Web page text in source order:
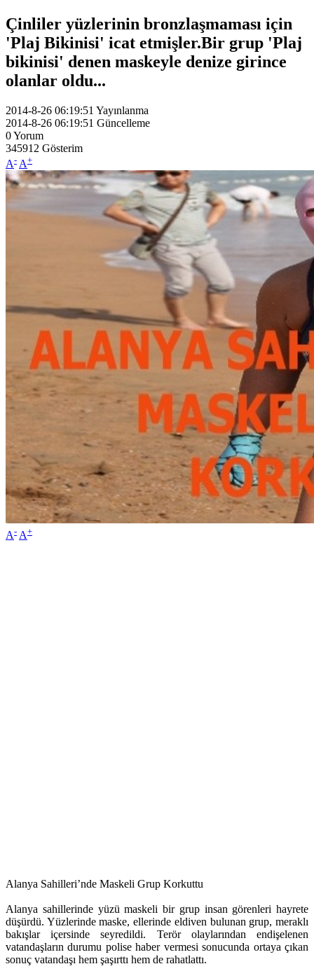
Çinliler yüzlerinin bronzlaşmaması için
'Plaj Bikinisi' icat etmişler.Bir grup 'Plaj
bikinisi' denen maskeyle denize girince
olanlar oldu...
2014-8-26 06:19:51 Yayınlanma
2014-8-26 06:19:51 Güncelleme
0Yorum
345912 Gösterim
A- A+
A- A+
Alanya Sahilleri’nde Maskeli Grup Korkuttu
Alanya sahillerinde yüzü maskeli bir grup insan görenleri hayrete
düşürdü. Yüzlerinde maske, ellerinde eldiven bulunan grup, meraklı
bakışlar içersinde seyredildi. Terör olaylarından endişelenen
vatandaşların durumu polise haber vermesi sonucunda ortaya çıkan
sonuç vatandaşı hem şaşırttı hem de rahatlattı.